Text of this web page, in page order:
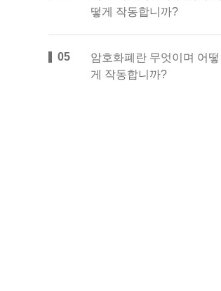
떻게 작동합니까?
암호화폐란 무엇이며 어떻
게 작동합니까?